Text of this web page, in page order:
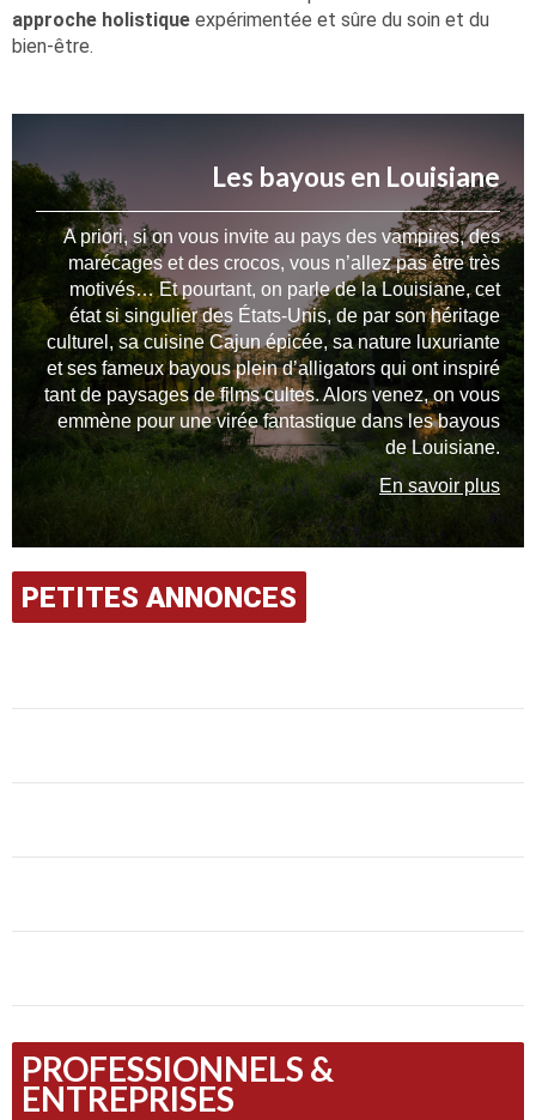
approche holistique expérimentée et sûre du soin et du
bien-être.
Les bayous en Louisiane
A priori, si on vous invite au pays des vampires, des
marécages et des crocos, vous n’allez pas être très
motivés… Et pourtant, on parle de la Louisiane, cet
état si singulier des États-Unis, de par son héritage
culturel, sa cuisine Cajun épicée, sa nature luxuriante
et ses fameux bayous plein d’alligators qui ont inspiré
tant de paysages de films cultes. Alors venez, on vous
emmène pour une virée fantastique dans les bayous
de Louisiane.
En savoir plus
PETITES ANNONCES
PROFESSIONNELS &
ENTREPRISES